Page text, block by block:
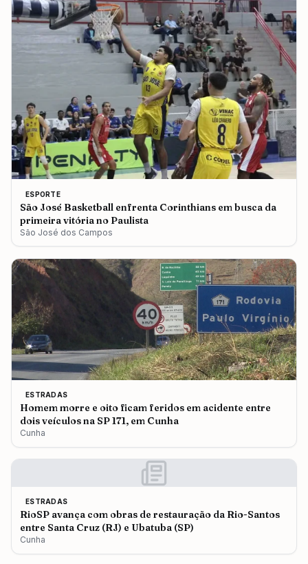
ESPORTE
São José Basketball enfrenta Corinthians em busca da
primeira vitória no Paulista
São José dos Campos
ESTRADAS
Homem morre e oito ficam feridos em acidente entre
dois veículos na SP 171, em Cunha
Cunha
ESTRADAS
RioSP avança com obras de restauração da Rio-Santos
entre Santa Cruz (RJ) e Ubatuba (SP)
Cunha